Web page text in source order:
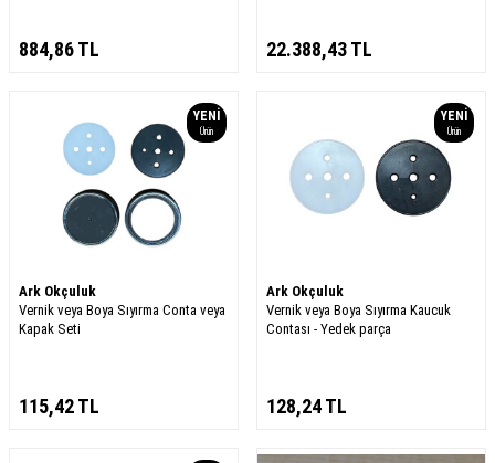
884,86TL 22.388,43TL
YENI
Ürün
Ark Okçuluk
Vernik veya Boya Sıyırma Conta veya
Kapak Seti
115,42TL
YENI
Ürün
Ark Okçuluk
Vernik veya Boya Sıyırma Kaucuk
Contası - Yedek parça
128,24TL